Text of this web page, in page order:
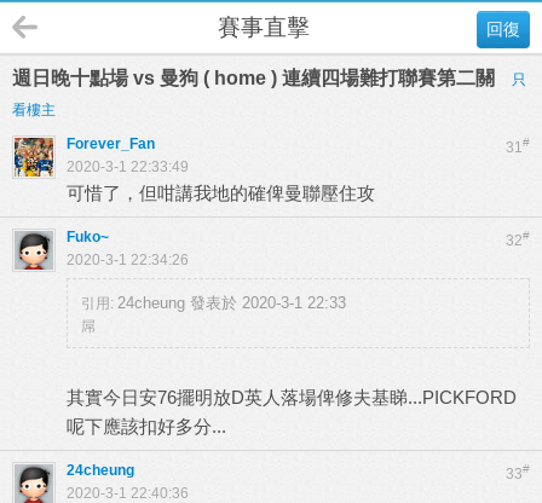
回復
賽事直擊
週日晚十點場 vs 曼狗 ( home ) 連續四場難打聯賽第二關
只
看樓主
31#
Forever_Fan
2020-3-1 22:33:49
可惜了，但咁講我地的確俾曼聯壓住攻
32#
Fuko~
2020-3-1 22:34:26
引用: 24cheung 發表於 2020-3-1 22:33
屌
其實今日安76擺明放D英人落場俾修夫基睇...PICKFORD
呢下應該扣好多分...
33#
24cheung
2020-3-1 22:40:36